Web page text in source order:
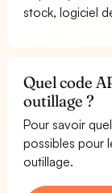
stock, logiciel
Quel code
outillage ?
Pour savoir
possibles pour
outillage.